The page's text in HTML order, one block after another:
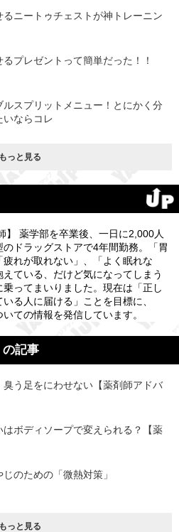
るニートゥチェストが神トレーニン
プレゼントって簡単だった！！
スプリットメニュー！とにかく分
いならコレ
もっと見る
】 薬学部を卒業後、一日に2,000人
のドラッグストアで4年間勤務。「胃
れが取れない」、「よく眠れな
ている、だけど気になってしまう
乗ってまいりました。現在は「正し
る人に届ける」ことを目標に、
ての情報を発信しています。
の記事
臭う足をにわせない【薬剤師アドバ
ボディソープで変えられる？【薬
じのための「微熱対策」
もっと見る